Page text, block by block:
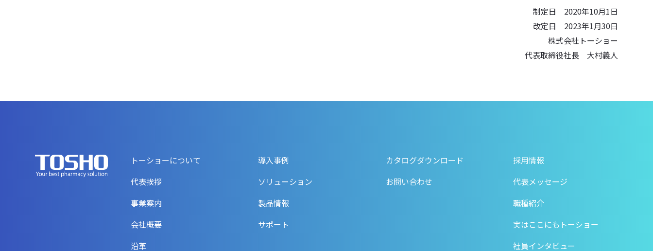
制定日 2020年10月1日
改定日 2023年1月30日
株式会社トーショー
代表取締役社長 大村義人
トーショーについて
代表挨拶
事業案内
会社概要
沿革
導入事例
ソリューション
製品情報
サポート
カタログダウンロード
お問い合わせ
採用情報
代表メッセージ
職種紹介
実はここにもトーショー
社員インタビュー